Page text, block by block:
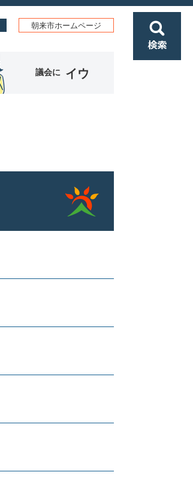
朝来市ホームページ
議会に イウ